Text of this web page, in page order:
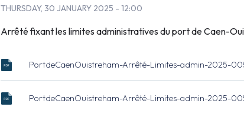
THURSDAY, 30 JANUARY 2025 - 12:00
Arrêté fixant les limites administratives du port de Caen-
PortdeCaenOuistreham-Arrêté-Limites-admin-2025-
ARRETE_2025_005_lim_admin_caen_o.pdf
PortdeCaenOuistreham-Arrêté-Limites-admin-2025-
ARRETE_2025_005_lim_admin_co_plan.pdf